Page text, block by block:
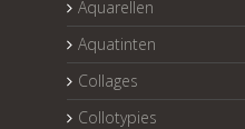
Aquarellen
Aquatinten
Collages
Collotypies